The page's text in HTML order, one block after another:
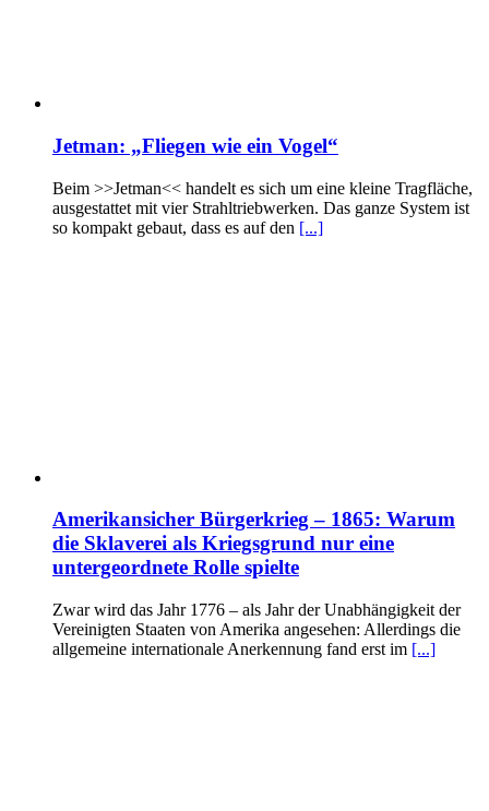
Jetman: „Fliegen wie ein Vogel“
Beim >>Jetman<< handelt es sich um eine kleine Tragfläche,
ausgestattet mit vier Strahltriebwerken. Das ganze System ist
so kompakt gebaut, dass es auf den [...]
Amerikansicher Bürgerkrieg – 1865: Warum
die Sklaverei als Kriegsgrund nur eine
untergeordnete Rolle spielte
Zwar wird das Jahr 1776 – als Jahr der Unabhängigkeit der
Vereinigten Staaten von Amerika angesehen: Allerdings die
allgemeine internationale Anerkennung fand erst im [...]